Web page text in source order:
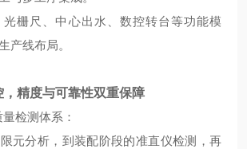
栅尺、中心出水、数控转台等功能模
产线布局。
，精度与可靠性双重保障
检测体系：
元分析，到装配阶段的准直仪检测，再